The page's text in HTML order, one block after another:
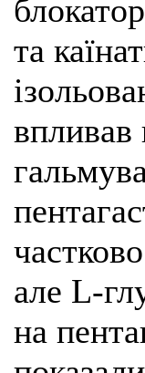
та
впливав
але L-
на